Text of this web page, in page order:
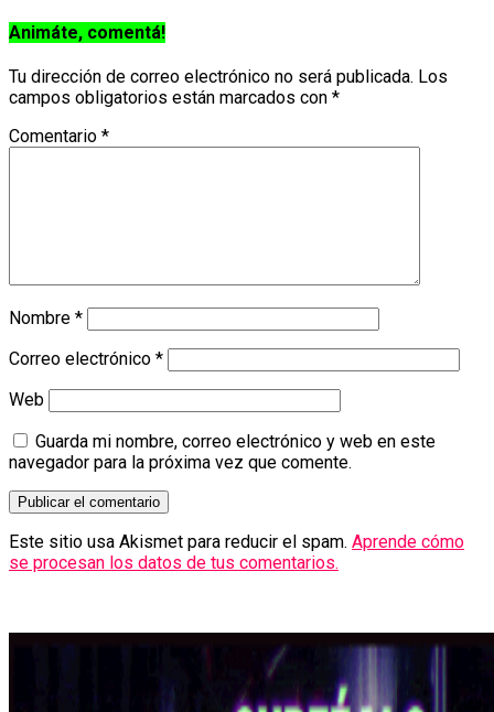
Animáte, comentá!
Tu dirección de correo electrónico no será publicada. Los
campos obligatorios están marcados con *
Comentario *
Nombre *
Correo electrónico *
Web
Guarda mi nombre, correo electrónico y web en este
navegador para la próxima vez que comente.
Este sitio usa Akismet para reducir el spam. Aprende cómo
se procesan los datos de tus comentarios.